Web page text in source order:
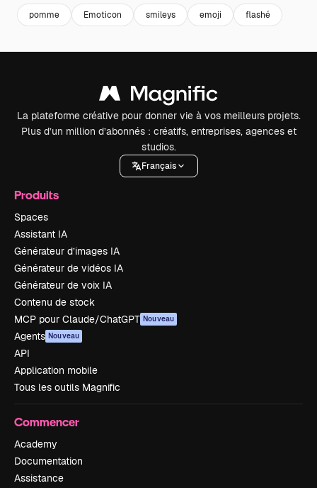
pomme Emoticon smileys emoji flashé
La plateforme créative pour donner vie à vos meilleurs projets.
Plus d’un million d’abonnés : créatifs, entreprises, agences et
studios.
Français
Produits
Spaces
Assistant IA
Générateur d’images IA
Générateur de vidéos IA
Générateur de voix IA
Contenu de stock
MCP pour Claude/ChatGPT Nouveau
Agents Nouveau
API
Application mobile
Tous les outils Magnific
Commencer
Academy
Documentation
Assistance